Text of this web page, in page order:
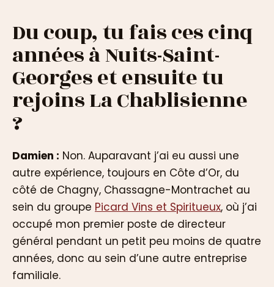
Du coup, tu fais ces cinq
années à Nuits-Saint-
Georges et ensuite tu
rejoins La Chablisienne
?
Damien : Non. Auparavant j’ai eu aussi une
autre expérience, toujours en Côte d’Or, du
côté de Chagny, Chassagne-Montrachet au
sein du groupe Picard Vins et Spiritueux, où j’ai
occupé mon premier poste de directeur
général pendant un petit peu moins de quatre
années, donc au sein d’une autre entreprise
familiale.